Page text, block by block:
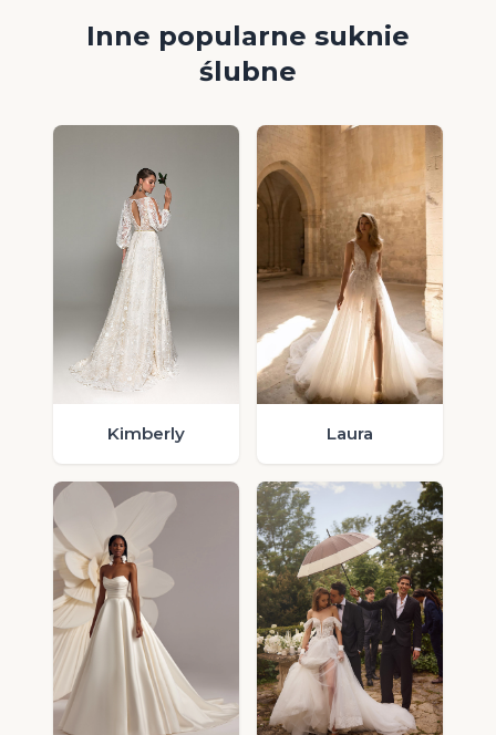
Inne popularne suknie
ślubne
Kimberly Laura